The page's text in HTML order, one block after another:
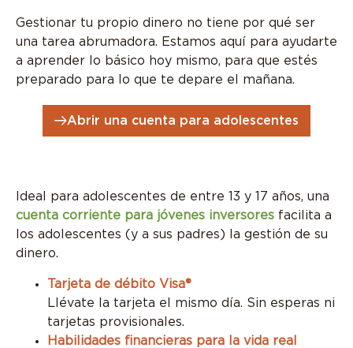
Gestionar tu propio dinero no tiene por qué ser
una tarea abrumadora. Estamos aquí para ayudarte
a aprender lo básico hoy mismo, para que estés
preparado para lo que te depare el mañana.
Abrir una cuenta para adolescentes
Ideal para adolescentes de entre 13 y 17 años, una
cuenta corriente para jóvenes inversores facilita a
los adolescentes (y a sus padres) la gestión de su
dinero.
Tarjeta de débito Visa®
Llévate la tarjeta el mismo día. Sin esperas ni
tarjetas provisionales.
Habilidades financieras para la vida real